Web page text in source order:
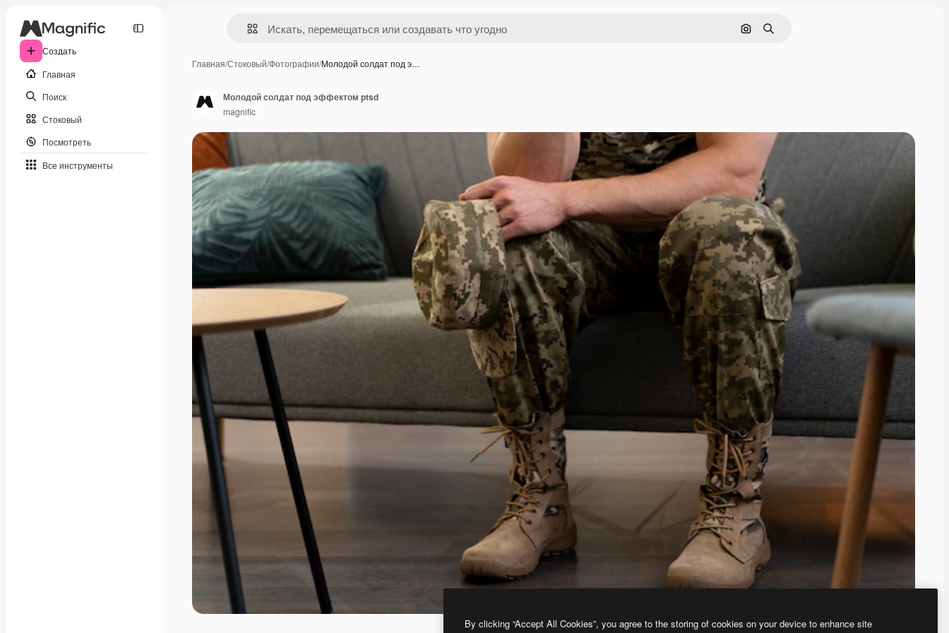
Создать
Главная
Поиск
Стоковый
Посмотреть
Все инструменты
Поиск по изображению
Поиск
Главная/Стоковый/Фотографии/Молодой солдат под э…
Молодой солдат под эффектом ptsd
magnific
By clicking “Accept All Cookies”, you agree to the storing of cookies on your device to enhance site